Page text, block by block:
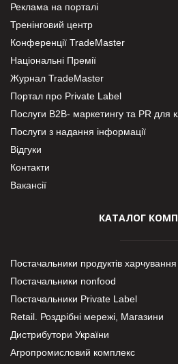
Реклама на порталі
Тренінговий центр
Конференції TradeMaster
Національні Премії
Журнал TradeMaster
Портал про Private Label
Послуги В2В- маркетингу та PR для
Послуги з надання інформації
Відгуки
Контакти
Вакансії
КАТАЛОГ
Постачальники продуктів харчування
Постачальники nonfood
Постачальники Private Label
Retail. Роздрібні мережі, Магазини
Дистрибутори України
Агропромисловий комплекс